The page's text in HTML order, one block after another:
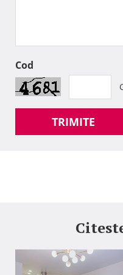
Cod
TRIMITE